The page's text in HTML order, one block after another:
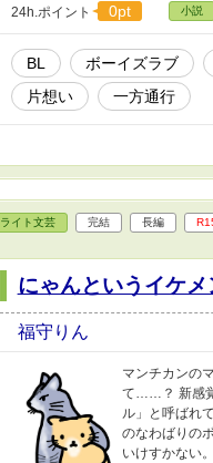
24h.ポイント 0pt 小説
BL ボーイズラブ
片想い
一方通行
ライト文芸 完結 長編
にゃんというイケメ
福守りん
マンチカンの
て……？ 新感
ル」と呼ばれ
のなわばりの
いけすかない